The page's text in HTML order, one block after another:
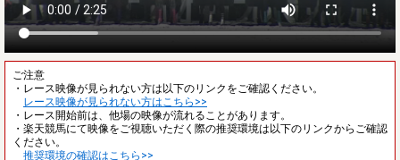
ご注意
・レース映像が見られない方は以下のリンクをご確認ください。
レース映像が見られない方はこちら>>
・レース開始前は、他場の映像が流れることがあります。
・楽天競馬にて映像をご視聴いただく際の推奨環境は以下のリンクからご確認
ください。
推奨環境の確認はこちら>>